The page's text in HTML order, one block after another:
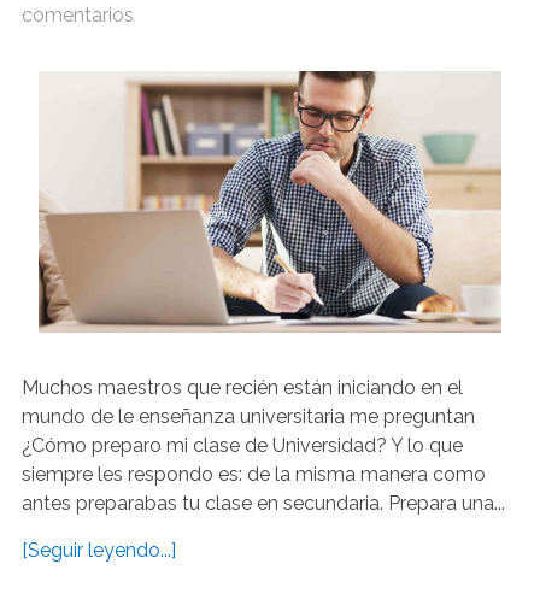
comentarios
Muchos maestros que recién están iniciando en el
mundo de le enseñanza universitaria me preguntan
¿Cómo preparo mi clase de Universidad? Y lo que
siempre les respondo es: de la misma manera como
antes preparabas tu clase en secundaria. Prepara una...
[Seguir leyendo...]